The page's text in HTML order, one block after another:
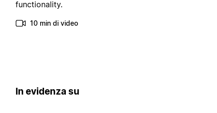
functionality.
10 min di video
In evidenza su